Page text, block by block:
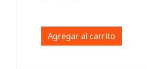
Agregar al carrito